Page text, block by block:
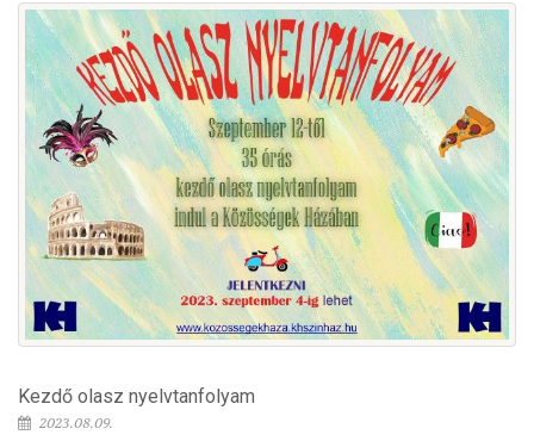
Kezdő olasz nyelvtanfolyam
2023.08.09.